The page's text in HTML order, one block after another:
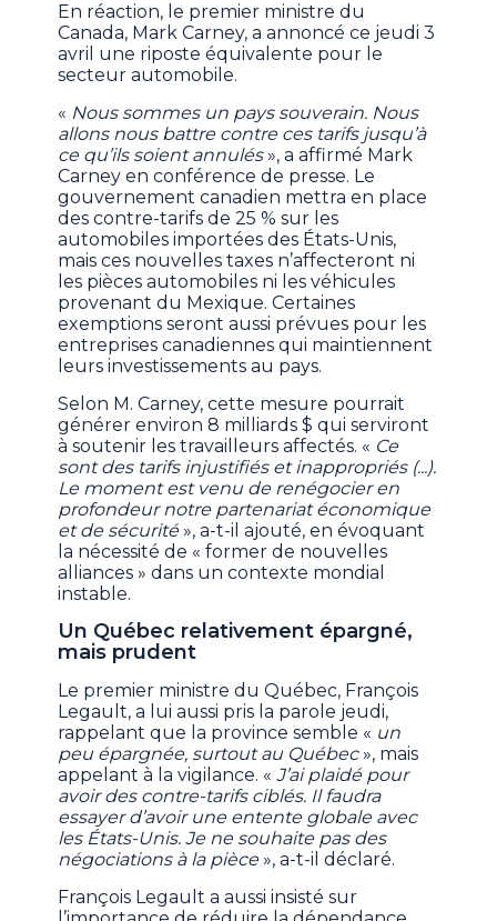
En réaction, le premier ministre du
Canada, Mark Carney, a annoncé ce jeudi 3
avril une riposte équivalente pour le
secteur automobile.
« Nous sommes un pays souverain. Nous
allons nous battre contre ces tarifs jusqu’à
ce qu’ils soient annulés», a affirmé Mark
Carney en conférence de presse. Le
gouvernement canadien mettra en place
des contre-tarifs de 25 % sur les
automobiles importées des États-Unis,
mais ces nouvelles taxes n’affecteront ni
les pièces automobiles ni les véhicules
provenant du Mexique. Certaines
exemptions seront aussi prévues pour les
entreprises canadiennes qui maintiennent
leurs investissements au pays.
Selon M. Carney, cette mesure pourrait
générer environ 8 milliards $ qui serviront
à soutenir les travailleurs affectés. « Ce
sont des tarifs injustifiés et inappropriés (...).
Le moment est venu de renégocier en
profondeur notre partenariat économique
et de sécurité», a-t-il ajouté, en évoquant
la nécessité de « former de nouvelles
alliances » dans un contexte mondial
instable.
Un Québec relativement épargné,
mais prudent
Le premier ministre du Québec, François
Legault, a lui aussi pris la parole jeudi,
rappelant que la province semble « un
peu épargnée, surtout au Québec», mais
appelant à la vigilance. «J’ai plaidé pour
avoir des contre-tarifs ciblés. Il faudra
essayer d’avoir une entente globale avec
les États-Unis. Je ne souhaite pas des
négociations à la pièce», a-t-il déclaré.
François Legault a aussi insisté sur